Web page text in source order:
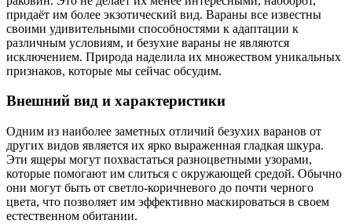
придаёт им более экзотический вид. Вараны все известны
своими удивительными способностями к адаптации к
различным условиям, и безухие вараны не являются
исключением. Природа наделила их множеством уникальных
признаков, которые мы сейчас обсудим.
Внешний вид и характеристики
Одним из наиболее заметных отличий безухих варанов от
других видов является их ярко выраженная гладкая шкура.
Эти ящеры могут похвастаться разноцветными узорами,
которые помогают им слиться с окружающей средой. Обычно
они могут быть от светло-коричневого до почти черного
цвета, что позволяет им эффективно маскироваться в своем
естественном обитании.